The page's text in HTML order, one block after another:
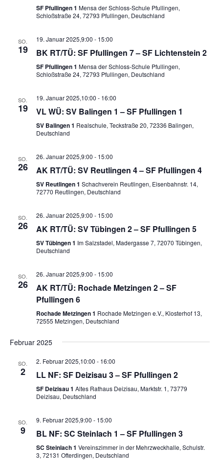
SF Pfullingen 1 Mensa der Schloss-Schule Pfullingen,
Schloßstraße 24, 72793 Pfullingen, Deutschland
SO.
19
19. Januar 2025,9:00 - 15:00
BK RT/TÜ: SF Pfullingen 7 – SF Lichtenstein 2
SF Pfullingen 1 Mensa der Schloss-Schule Pfullingen,
Schloßstraße 24, 72793 Pfullingen, Deutschland
SO.
19
19. Januar 2025,10:00 - 16:00
VL WÜ: SV Balingen 1 – SF Pfullingen 1
SV Balingen 1 Realschule, Teckstraße 20, 72336 Balingen,
Deutschland
SO.
26
26. Januar 2025,9:00 - 15:00
AK RT/TÜ: SV Reutlingen 4 – SF Pfullingen 4
SV Reutlingen 1 Schachverein Reutlingen, Eisenbahnstr. 14,
72770 Reutlingen, Deutschland
SO.
26
26. Januar 2025,9:00 - 15:00
AK RT/TÜ: SV Tübingen 2 – SF Pfullingen 5
SV Tübingen 1 Im Salzstadel, Madergasse 7, 72070 Tübingen,
Deutschland
SO.
26
26. Januar 2025,9:00 - 15:00
AK RT/TÜ: Rochade Metzingen 2 – SF
Pfullingen 6
Rochade Metzingen 1 Rochade Metzingen e.V., Klosterhof 13,
72555 Metzingen, Deutschland
Februar 2025
SO.
2
2. Februar 2025,10:00 - 16:00
LL NF: SF Deizisau 3 – SF Pfullingen 2
SF Deizisau 1 Altes Rathaus Deizisau, Marktstr. 1, 73779
Deizisau, Deutschland
SO.
9
9. Februar 2025,9:00 - 15:00
BL NF: SC Steinlach 1 – SF Pfullingen 3
SC Steinlach 1 Vereinszimmer in der Mehrzweckhalle, Schulstr.
3, 72131 Ofterdingen, Deutschland